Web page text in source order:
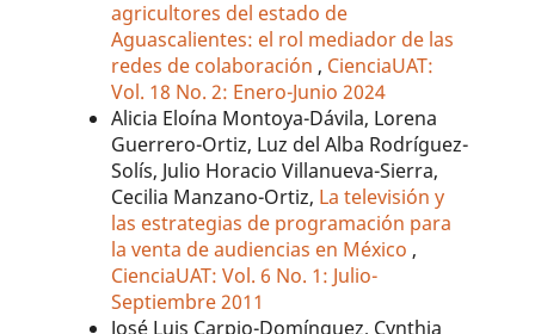
agricultores del estado de
Aguascalientes: el rol mediador de las
redes de colaboración , CienciaUAT:
Vol. 18 No. 2: Enero-Junio 2024
Alicia Eloína Montoya-Dávila, Lorena
Guerrero-Ortiz, Luz del Alba Rodríguez-
Solís, Julio Horacio Villanueva-Sierra,
Cecilia Manzano-Ortiz, La televisión y
las estrategias de programación para
la venta de audiencias en México ,
CienciaUAT: Vol. 6 No. 1: Julio-
Septiembre 2011
José Luis Carpio-Domínguez, Cynthia